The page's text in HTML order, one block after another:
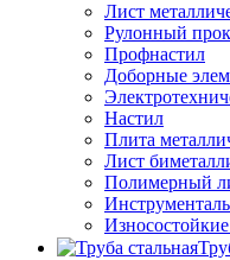
Лист
Рулонный
Профнастил
Доборные
Настил
Плита
Лист
Полимерный